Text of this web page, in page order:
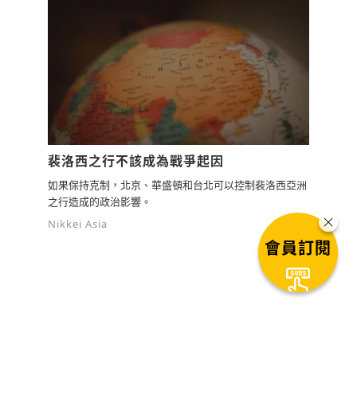
裴洛西之行不該成為戰爭起因
如果保持克制，北京、華盛頓和台北可以控制裴洛西亞洲
之行造成的政治影響。
Nikkei Asia
會員訂閱